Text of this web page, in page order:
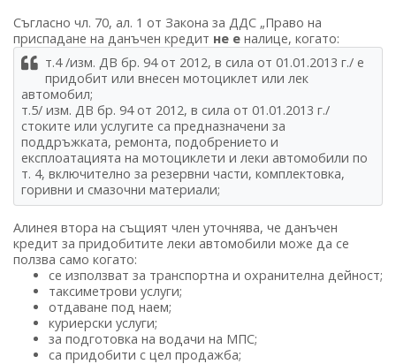
Съгласно чл. 70, ал. 1 от Закона за ДДС „Право на
приспадане на данъчен кредит не е налице, когато:
т.4 /изм. ДВ бр. 94 от 2012, в сила от 01.01.2013 г./ е
придобит или внесен мотоциклет или лек
автомобил;
т.5/ изм. ДВ бр. 94 от 2012, в сила от 01.01.2013 г./
стоките или услугите са предназначени за
поддръжката, ремонта, подобрението и
експлоатацията на мотоциклети и леки автомобили по
т. 4, включително за резервни части, комплектовка,
горивни и смазочни материали;
Алинея втора на същият член уточнява, че данъчен
кредит за придобитите леки автомобили може да се
ползва само когато:
се използват за транспортна и охранителна дейност;
таксиметрови услуги;
отдаване под наем;
куриерски услуги;
за подготовка на водачи на МПС;
са придобити с цел продажба;